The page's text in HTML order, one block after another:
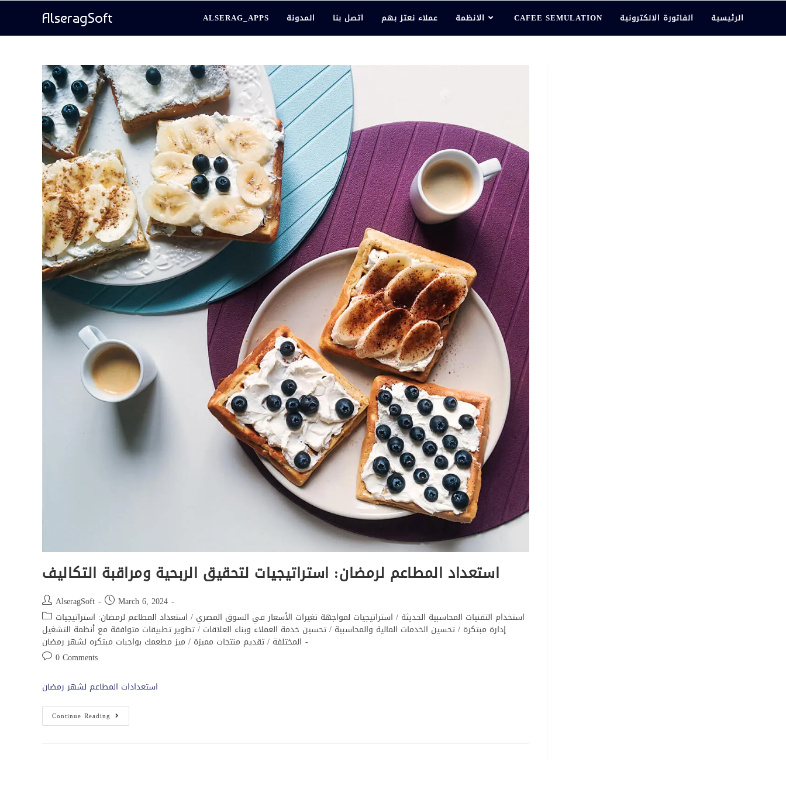
AlseragSoft ALSERAG_APPS المدونة اتصل بنا عملاء نعتز بهم الانظمة CAFEE SEMULATION الفاتورة الالكترونية الرئيسية
استعداد المطاعم لرمضان: استراتيجيات لتحقيق الربحية ومراقبة التكاليف
AlseragSoft
March 6, 2024
استخدام التقنيات المحاسبية الحديثة / استراتيجيات لمواجهة تغيرات الأسعار في السوق المصري / استعداد المطاعم لرمضان: استراتيجيات
إدارة مبتكرة /تحسين الخدمات المالية والمحاسبية /تحسين خدمة العملاء وبناء العلاقات /تطوير تطبيقات متوافقة مع أنظمة التشغيل
المختلفة /تقديم منتجات مميزة / ميز مطعمك بواجبات مبتكره لشهر رمضان
0 Comments
استعدادات المطاعم لشهر رمضان
Continue Reading